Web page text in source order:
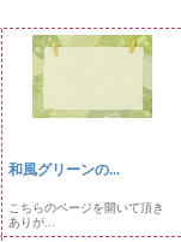
和風グリーンの...
こちらのページを開いて頂き
ありが...